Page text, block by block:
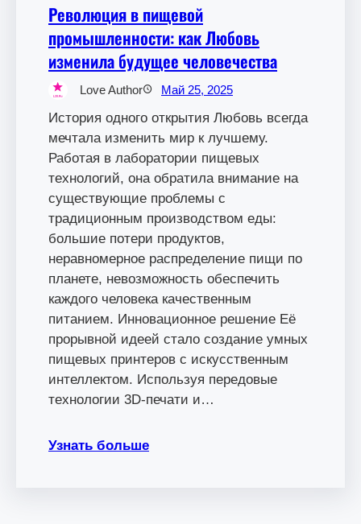
Революция в пищевой
промышленности: как Любовь
изменила будущее человечества
Love Author Май 25, 2025
История одного открытия Любовь всегда
мечтала изменить мир к лучшему.
Работая в лаборатории пищевых
технологий, она обратила внимание на
существующие проблемы с
традиционным производством еды:
большие потери продуктов,
неравномерное распределение пищи по
планете, невозможность обеспечить
каждого человека качественным
питанием. Инновационное решение Её
прорывной идеей стало создание умных
пищевых принтеров с искусственным
интеллектом. Используя передовые
технологии 3D-печати и…
Узнать больше